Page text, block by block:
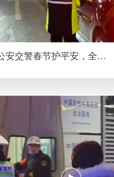
平安春运|甘孜公安交警春节护平安，全州道路交通秩序总体平稳